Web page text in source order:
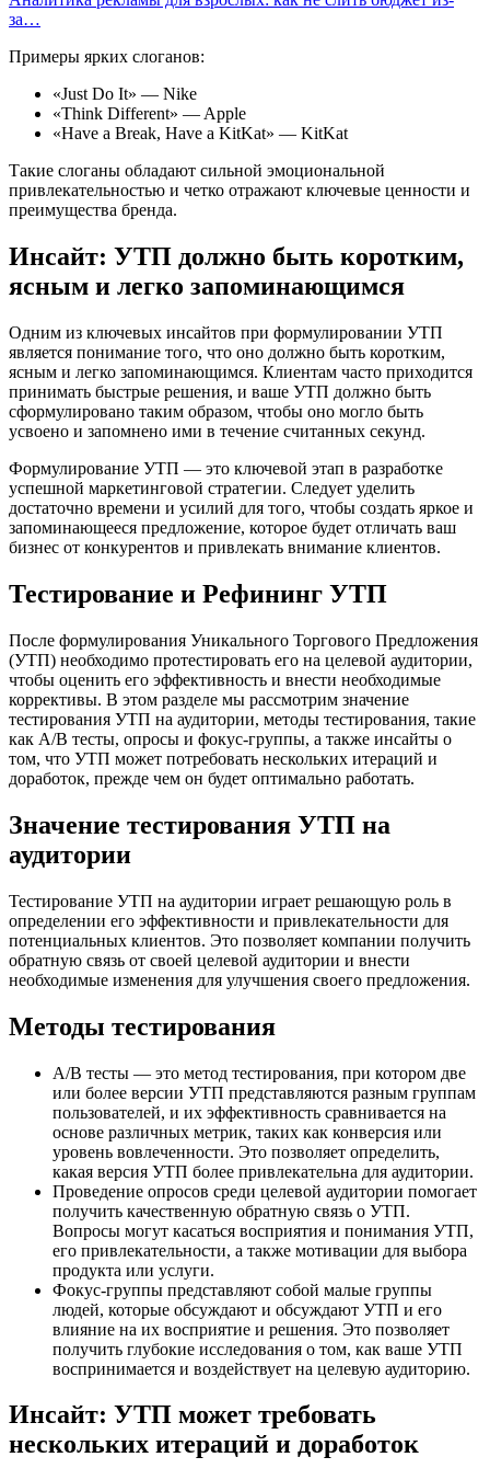
за…
Примеры ярких слоганов:
«Just Do It» — Nike
«Think Different» — Apple
«Have a Break, Have a KitKat» — KitKat
Такие слоганы обладают сильной эмоциональной
привлекательностью и четко отражают ключевые ценности и
преимущества бренда.
Инсайт: УТП должно быть коротким,
ясным и легко запоминающимся
Одним из ключевых инсайтов при формулировании УТП
является понимание того, что оно должно быть коротким,
ясным и легко запоминающимся. Клиентам часто приходится
принимать быстрые решения, и ваше УТП должно быть
сформулировано таким образом, чтобы оно могло быть
усвоено и запомнено ими в течение считанных секунд.
Формулирование УТП — это ключевой этап в разработке
успешной маркетинговой стратегии. Следует уделить
достаточно времени и усилий для того, чтобы создать яркое и
запоминающееся предложение, которое будет отличать ваш
бизнес от конкурентов и привлекать внимание клиентов.
Тестирование и Рефининг УТП
После формулирования Уникального Торгового Предложения
(УТП) необходимо протестировать его на целевой аудитории,
чтобы оценить его эффективность и внести необходимые
коррективы. В этом разделе мы рассмотрим значение
тестирования УТП на аудитории, методы тестирования, такие
как A/B тесты, опросы и фокус-группы, а также инсайты о
том, что УТП может потребовать нескольких итераций и
доработок, прежде чем он будет оптимально работать.
Значение тестирования УТП на
аудитории
Тестирование УТП на аудитории играет решающую роль в
определении его эффективности и привлекательности для
потенциальных клиентов. Это позволяет компании получить
обратную связь от своей целевой аудитории и внести
необходимые изменения для улучшения своего предложения.
Методы тестирования
A/B тесты — это метод тестирования, при котором две
или более версии УТП представляются разным группам
пользователей, и их эффективность сравнивается на
основе различных метрик, таких как конверсия или
уровень вовлеченности. Это позволяет определить,
какая версия УТП более привлекательна для аудитории.
Проведение опросов среди целевой аудитории помогает
получить качественную обратную связь о УТП.
Вопросы могут касаться восприятия и понимания УТП,
его привлекательности, а также мотивации для выбора
продукта или услуги.
Фокус-группы представляют собой малые группы
людей, которые обсуждают и обсуждают УТП и его
влияние на их восприятие и решения. Это позволяет
получить глубокие исследования о том, как ваше УТП
воспринимается и воздействует на целевую аудиторию.
Инсайт: УТП может требовать
нескольких итераций и доработок